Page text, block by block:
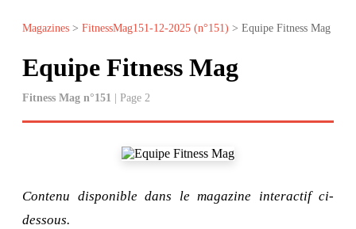
Magazines > FitnessMag151-12-2025 (n°151) > Equipe Fitness Mag
Equipe Fitness Mag
Fitness Mag n°151 | Page 2
Contenu disponible dans le magazine interactif ci-
dessous.